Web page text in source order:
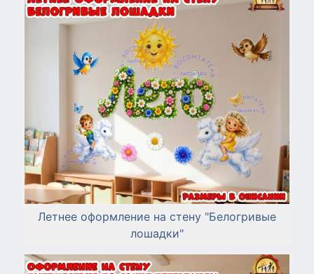
Летнее оформление на стену "Белогривые
лошадки"